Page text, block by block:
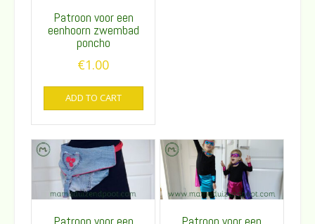
Patroon voor een
eenhoorn zwembad
poncho
€1.00
ADD TO CART
Patroon voor een Patroon voor een